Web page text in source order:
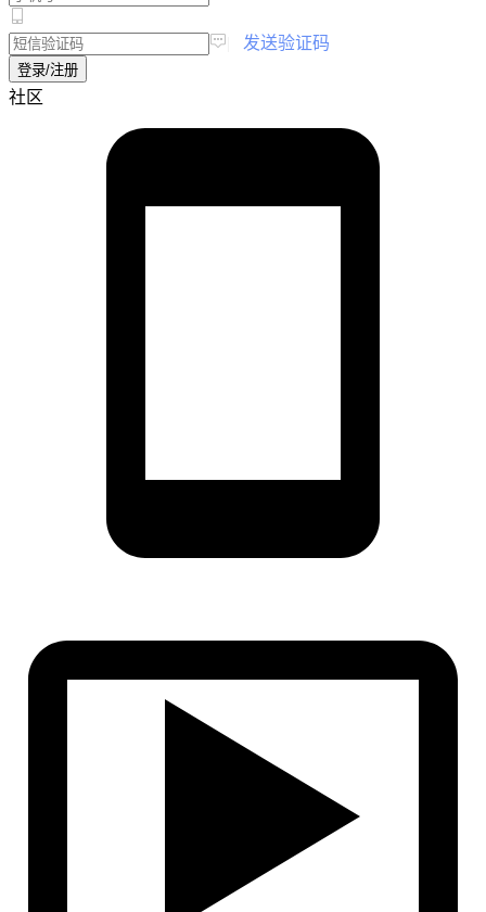
发送验证码
登录/注册
社区